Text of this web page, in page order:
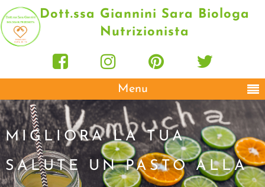
Dott.ssa Giannini Sara Biologa
Nutrizionista
Menu
MIGLIORA LA TUA
SALUTE UN PASTO ALLA